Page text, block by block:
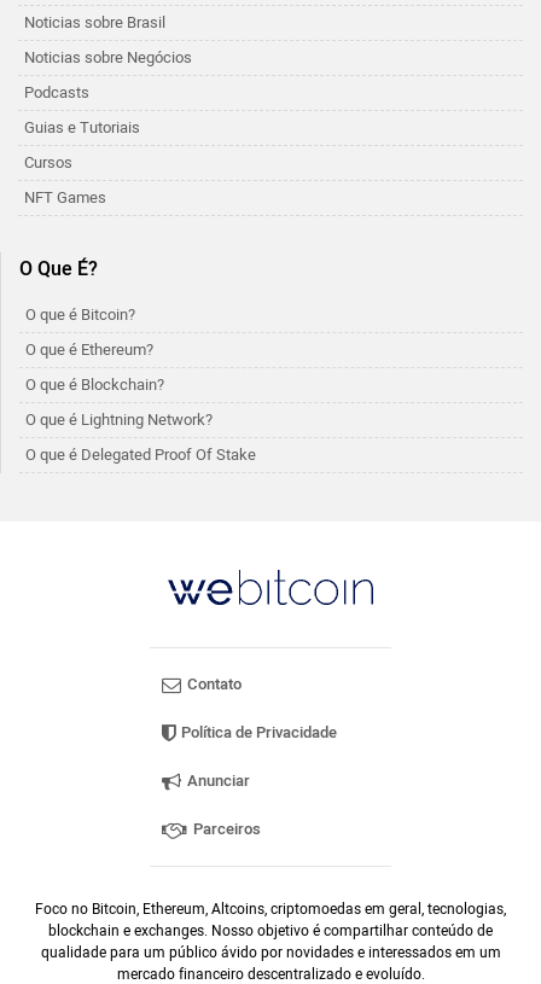
Noticias sobre Brasil
Noticias sobre Negócios
Podcasts
Guias e Tutoriais
Cursos
NFT Games
O Que É?
O que é Bitcoin?
O que é Ethereum?
O que é Blockchain?
O que é Lightning Network?
O que é Delegated Proof Of Stake
Contato
Política de Privacidade
Anunciar
Parceiros
Foco no Bitcoin, Ethereum, Altcoins, criptomoedas em geral, tecnologias,
blockchain e exchanges. Nosso objetivo é compartilhar conteúdo de
qualidade para um público ávido por novidades e interessados em um
mercado financeiro descentralizado e evoluído.